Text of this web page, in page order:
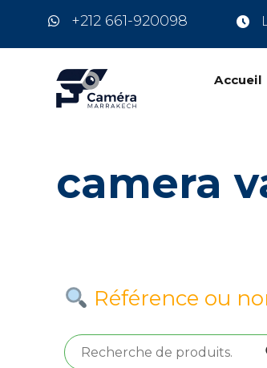
+212 661-920098
Accueil
camera
Référence ou
Recherche pour :
Recherche